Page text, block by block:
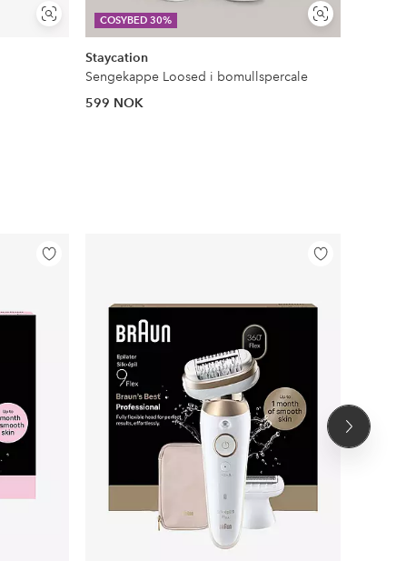
Vis
lignende
COSYBED 30%
Vis
lignende
Staycation
Sengekappe Loosed i bomullspercale
599 NOK
Legg
Legg
Neste
produkt